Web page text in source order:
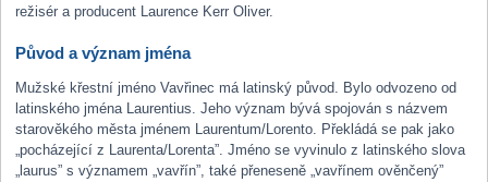
režisér a producent Laurence Kerr Oliver.
Původ a význam jména
Mužské křestní jméno Vavřinec má latinský původ. Bylo odvozeno od
latinského jména Laurentius. Jeho význam bývá spojován s názvem
starověkého města jménem Laurentum/Lorento. Překládá se pak jako
„pocházející z Laurenta/Lorenta”. Jméno se vyvinulo z latinského slova
„laurus” s významem „vavřín”, také přeneseně „vavřínem ověnčený”